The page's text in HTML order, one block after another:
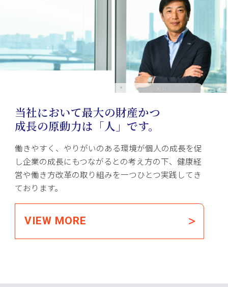
当社において最大の財産かつ
成長の原動力は「人」です。
働きやすく、やりがいのある環境が個人の成長を促
し企業の成長にもつながるとの考え方の下、健康経
営や働き方改革の取り組みを一つひとつ実践してき
ております。
VIEW MORE